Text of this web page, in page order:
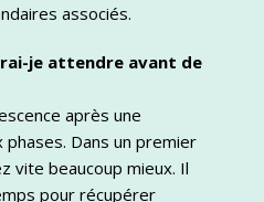
associés.
je attendre avant de
après une
Dans un premier
vite beaucoup mieux. Il
pour récupérer